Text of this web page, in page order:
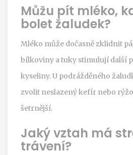
Můžu pít mléko,
bolet žaludek?
Mléko může dočasně zklidnit
bílkoviny a tuky stimulují další
kyseliny. U podrážděného
zvolit neslazený kefír nebo
šetrnější.
Jaký vztah má
trávení?